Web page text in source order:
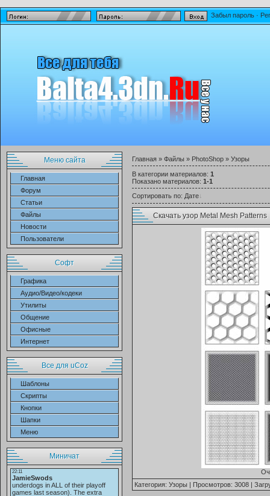
Забыл пароль ·
Меню сайта
Главная
Форум
Статьи
Файлы
Новости
Пользователи
Софт
Графика
Аудио/Видео/кодеки
Утилиты
Общение
Офисные
Интернет
Все для uCoz
Шаблоны
Скрипты
Кнопки
Шапки
Меню
Миничат
Главная » Файлы » PhotoShop » Узоры
В категории материалов: 1
Показано материалов: 1-1
Сортировать по: Дате
Скачать узор Metal Mesh Patterns
Категория: Узоры | Просмотров: 3008 |